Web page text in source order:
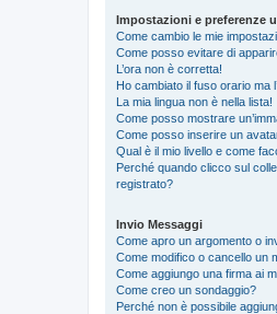
Impostazioni e preferenze
Come cambio le mie
Come posso evitare di
L’ora non è corretta!
Ho cambiato il fuso orario ma
La mia lingua non è nella lista!
Come posso mostrare
Come posso inserire un
Qual è il mio livello e come
Perché quando clicco sul
registrato?
Invio Messaggi
Come apro un argomento o
Come modifico o cancello un
Come aggiungo una firma ai
Come creo un sondaggio?
Perché non è possibile